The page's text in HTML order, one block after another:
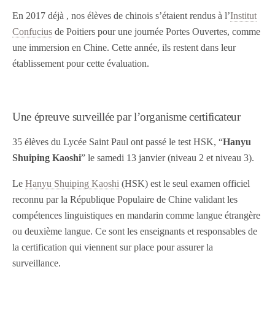
En 2017 déjà , nos élèves de chinois s’étaient rendus à l’Institut
Confucius de Poitiers pour une journée Portes Ouvertes, comme
une immersion en Chine. Cette année, ils restent dans leur
établissement pour cette évaluation.
Une épreuve surveillée par l’organisme certificateur
35 élèves du Lycée Saint Paul ont passé le test HSK, “Hanyu
Shuiping Kaoshi” le samedi 13 janvier (niveau 2 et niveau 3).
Le Hanyu Shuiping Kaoshi (HSK) est le seul examen officiel
reconnu par la République Populaire de Chine validant les
compétences linguistiques en mandarin comme langue étrangère
ou deuxième langue. Ce sont les enseignants et responsables de
la certification qui viennent sur place pour assurer la
surveillance.